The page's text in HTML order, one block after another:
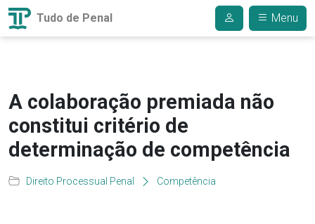
Tudo de Penal Menu
A colaboração premiada não
constitui critério de
determinação de competência
Direito Processual Penal Competência